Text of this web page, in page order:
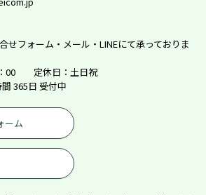
せフォーム・メール・LINEにて承っておりま
00 定休日：土日祝
365日 受付中
ーム